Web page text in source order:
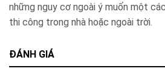
những nguy cơ ngoài ý muốn một
thi công trong nhà hoặc ngoài trời.
ĐÁNH GIÁ